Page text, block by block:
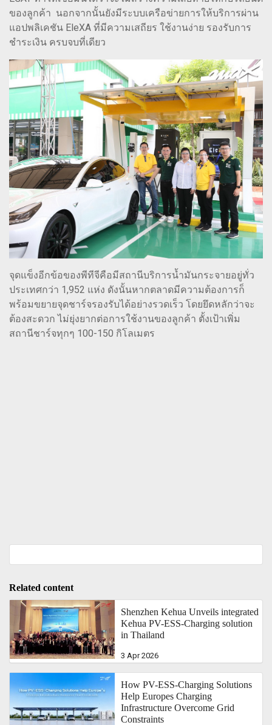
ของลูกค้า นอกจากนั้นยังมีระบบเครือข่ายการให้บริการผ่าน
แอปพลิเคชัน EleXA ที่มีความเสถียร ใช้งานง่าย รองรับการ
ชำระเงิน ครบจบที่เดียว
จุดแข็งอีกข้อของพีทีจีคือมีสถานีบริการน้ำมันกระจายอยู่ทั่ว
ประเทศกว่า 1,952 แห่ง ดังนั้นหากตลาดมีความต้องการก็
พร้อมขยายจุดชาร์จรองรับได้อย่างรวดเร็ว โดยยึดหลักว่าจะ
ต้องสะดวก ไม่ยุ่งยากต่อการใช้งานของลูกค้า ตั้งเป้าเพิ่ม
สถานีชาร์จทุกๆ 100-150 กิโลเมตร
Related content
Shenzhen Kehua Unveils integrated
Kehua PV-ESS-Charging solution
in Thailand
3 Apr 2026
How PV-ESS-Charging Solutions
Help Europes Charging
Infrastructure Overcome Grid
Constraints